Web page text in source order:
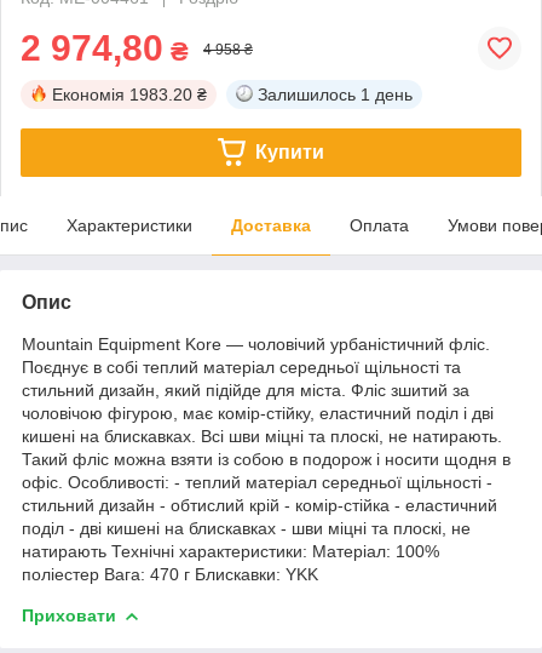
2 974,80 ₴ 4 958 ₴
Економія 1983.20 ₴ Залишилось 1 день
Купити
Характеристики Доставка Оплата Умови
Опис
Mountain Equipment Kore — чоловічий урбаністичний фліс.
Поєднує в собі теплий матеріал середньої щільності та
стильний дизайн, який підійде для міста. Фліс зшитий за
чоловічою фігурою, має комір-стійку, еластичний поділ і дві
кишені на блискавках. Всі шви міцні та плоскі, не натирають.
Такий фліс можна взяти із собою в подорож і носити щодня в
офіс. Особливості: - теплий матеріал середньої щільності -
стильний дизайн - обтислий крій - комір-стійка - еластичний
поділ - дві кишені на блискавках - шви міцні та плоскі, не
натирають Технічні характеристики: Матеріал: 100%
поліестер Вага: 470 г Блискавки: YKK
Приховати